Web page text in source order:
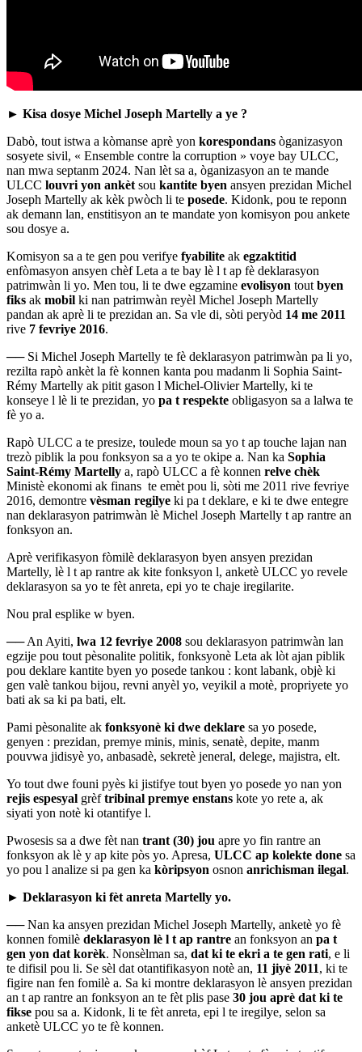
► Kisa dosye Michel Joseph Martelly a ye ?
Dabò, tout istwa a kòmanse aprè yon korespondans òganizasyon
sosyete sivil, « Ensemble contre la corruption » voye bay ULCC,
nan mwa septanm 2024. Nan lèt sa a, òganizasyon an te mande
ULCC louvri yon ankètsou kantite byen ansyen prezidan Michel
Joseph Martelly ak kèk pwòch li te posede. Kidonk, pou te reponn
ak demann lan, enstitisyon an te mandate yon komisyon pou ankete
sou dosye a.
Komisyon sa a te gen pou verifye fyabilite ak egzaktitid
enfòmasyon ansyen chèf Leta a te bay lè l t ap fè deklarasyon
patrimwàn li yo. Men tou, li te dwe egzamine evolisyon toutbyen
fiks ak mobil ki nan patrimwàn reyèl Michel Joseph Martelly
pandan ak aprè li te prezidan an. Sa vle di, sòti peryòd 14 me 2011
rive 7 fevriye 2016.
── Si Michel Joseph Martelly te fè deklarasyon patrimwàn pa li yo,
rezilta rapò ankèt la fè konnen kanta pou madanm li Sophia Saint-
Rémy Martelly ak pitit gason l Michel-Olivier Martelly, ki te
konseye l lè li te prezidan, yo pa t respekte obligasyon sa a lalwa te
fè yo a.
Rapò ULCC a te presize, toulede moun sa yo t ap touche lajan nan
trezò piblik la pou fonksyon sa a yo te okipe a. Nan ka Sophia
Saint-Rémy Martelly a, rapò ULCC a fè konnen relve chèk
Ministè ekonomi ak finans te emèt pou li, sòti me 2011 rive fevriye
2016, demontre vèsman regilye ki pa t deklare, e ki te dwe entegre
nan deklarasyon patrimwàn lè Michel Joseph Martelly t ap rantre an
fonksyon an.
Aprè verifikasyon fòmilè deklarasyon byen ansyen prezidan
Martelly, lè l t ap rantre ak kite fonksyon l, anketè ULCC yo revele
deklarasyon sa yo te fèt anreta, epi yo te chaje iregilarite.
Nou pral esplike w byen.
──An Ayiti, lwa 12 fevriye 2008 sou deklarasyon patrimwàn lan
egzije pou tout pèsonalite politik, fonksyonè Leta ak lòt ajan piblik
pou deklare kantite byen yo posede tankou : kont labank, objè ki
gen valè tankou bijou, revni anyèl yo, veyikil a motè, propriyete yo
bati ak sa ki pa bati, elt.
Pami pèsonalite ak fonksyonè ki dwe deklare sa yo posede,
genyen : prezidan, premye minis, minis, senatè, depite, manm
pouvwa jidisyè yo, anbasadè, sekretè jeneral, delege, majistra, elt.
Yo tout dwe founi pyès ki jistifye tout byen yo posede yo nan yon
rejis espesyal grèftribinal premye enstans kote yo rete a, ak
siyati yon notè ki otantifye l.
Pwosesis sa a dwe fèt nan trant (30) jou apre yo fin rantre an
fonksyon ak lè y ap kite pòs yo. Apresa, ULCC ap kolekte done sa
yo pou l analize si pa gen ka kòripsyon osnon anrichisman ilegal.
► Deklarasyon ki fèt anreta Martelly yo.
── Nan ka ansyen prezidan Michel Joseph Martelly, anketè yo fè
konnen fomilè deklarasyon lè l t ap rantre an fonksyon an pa t
gen yon dat korèk. Nonsèlman sa, dat ki te ekri a te gen rati, e li
te difisil pou li. Se sèl dat otantifikasyon notè an, 11 jiyè 2011, ki te
figire nan fen fomilè a. Sa ki montre deklarasyon lè ansyen prezidan
an t ap rantre an fonksyon an te fèt plis pase 30 jou aprè dat ki te
fikse pou sa a. Kidonk, li te fèt anreta, epi l te iregilye, selon sa
anketè ULCC yo te fè konnen.